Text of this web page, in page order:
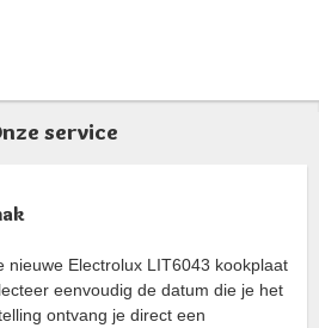
service
nieuwe Electrolux LIT6043 kookplaat
eenvoudig de datum die je het
ontvang je direct een